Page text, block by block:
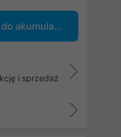
Zobacz inne Ładowarki do akumulatorków
i sprzedaż